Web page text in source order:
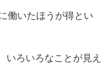
働いたほうが得とい
いろいろなことが見え